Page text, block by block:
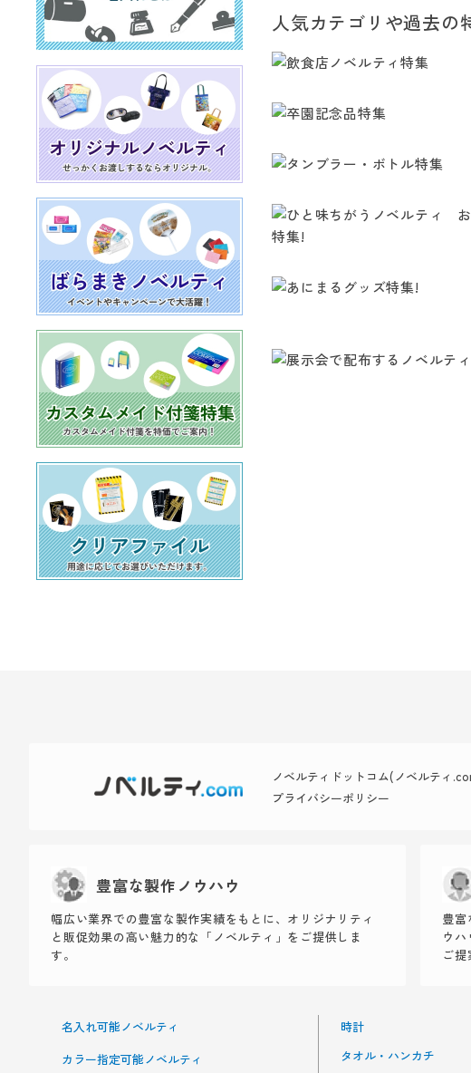
人気カテゴリや過去の
ノベルティドットコム(ノベルティ
プライバシーポリシー
豊富な製作ノウハウ
幅広い業界での豊富な製作実績をもとに、オリジナリティ
と販促効果の高い魅力的な「ノベルティ」をご提供しま
す。
豊富
ウ
ご提
名入れ可能ノベルティ
カラー指定可能ノベルティ
時計
タオル・ハンカチ